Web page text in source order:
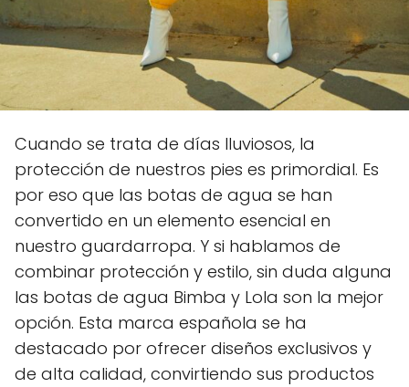
Cuando se trata de días lluviosos, la
protección de nuestros pies es primordial. Es
por eso que las botas de agua se han
convertido en un elemento esencial en
nuestro guardarropa. Y si hablamos de
combinar protección y estilo, sin duda alguna
las botas de agua Bimba y Lola son la mejor
opción. Esta marca española se ha
destacado por ofrecer diseños exclusivos y
de alta calidad, convirtiendo sus productos